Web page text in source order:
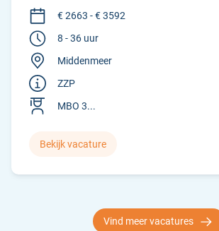
€ 2663 - € 3592
8 - 36 uur
Middenmeer
ZZP
MBO 3...
Bekijk vacature
Vind meer vacatures